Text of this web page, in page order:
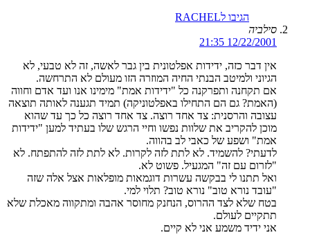
הגיבו לRACHEL
סילביה
12/22/2001 21:35
אין דבר כזה, ידידות אפלטונית בין גבר לאשה, זה לא טבעי, לא
הגיוני ולמיטב הבנתי החיה המוזרה הזו מעולם לא התרחשה.
אם תקחנה ותפרקנה כל "ידידות אמת" מימינו אנו ועד אדם וחווה
(האמת? גם הם התחילו באפלטוניקה) תמיד תגענה לאותה תוצאה
עצובה והרסנית: צד אחד רוצה. צד אחד רוצה כל כך עד שהוא
מוכן להקריב את שלוות נפשו וחיי הרגש שלו בעתיד למען "ידידות
אמת" ושפע של כאבי לב בהווה.
לדעתי? להשמיד. לא לתת לזה לקרות. לא לתת לזה להתפתח. לא
"לזרום עם זה" המגעיל. פשוט לא.
ואל תתנו לי בבקשה עשרות דוגמאות מופלאות אצל אלה שזה
"עובד נורא טוב" נורא טוב? תלוי למי.
בטח שלא לצד ההרוס, הנחנק מחוסר אהבה ומתקווה מאכלת שלא
תתקיים לעולם.
אני ידיד משמע אני לא קיים.